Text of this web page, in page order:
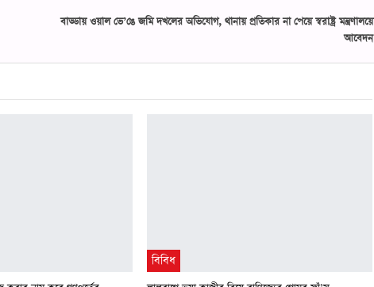
বাড্ডায় ওয়াল ভে’ঙে জমি দখলের অভিযোগ, থানায় প্রতিকার না পেয়ে স্বরাষ্ট্র মন্ত্রণালয়ে
আবেদন
বিবিধ